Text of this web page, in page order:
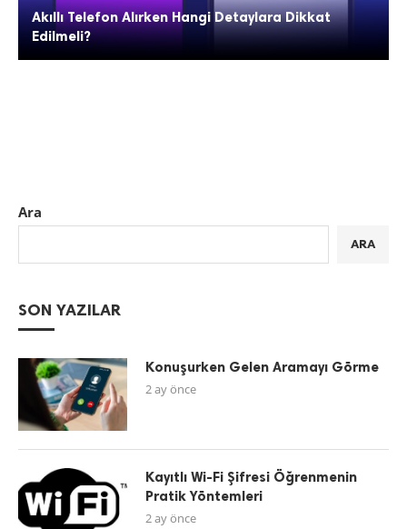
Akıllı Telefon Alırken Hangi Detaylara Dikkat
Edilmeli?
Ara
ARA
SON YAZILAR
Konuşurken Gelen Aramayı Görme
2 ay önce
Kayıtlı Wi-Fi Şifresi Öğrenmenin
Pratik Yöntemleri
2 ay önce